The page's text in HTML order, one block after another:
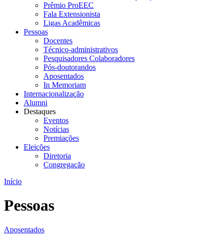
Prêmio ProEEC
Fala Extensionista
Ligas Acadêmicas
Pessoas
Docentes
Técnico-administrativos
Pesquisadores Colaboradores
Pós-doutorandos
Aposentados
In Memoriam
Internacionalização
Alumni
Destaques
Eventos
Notícias
Premiações
Eleições
Diretoria
Congregação
Início
Pessoas
Aposentados